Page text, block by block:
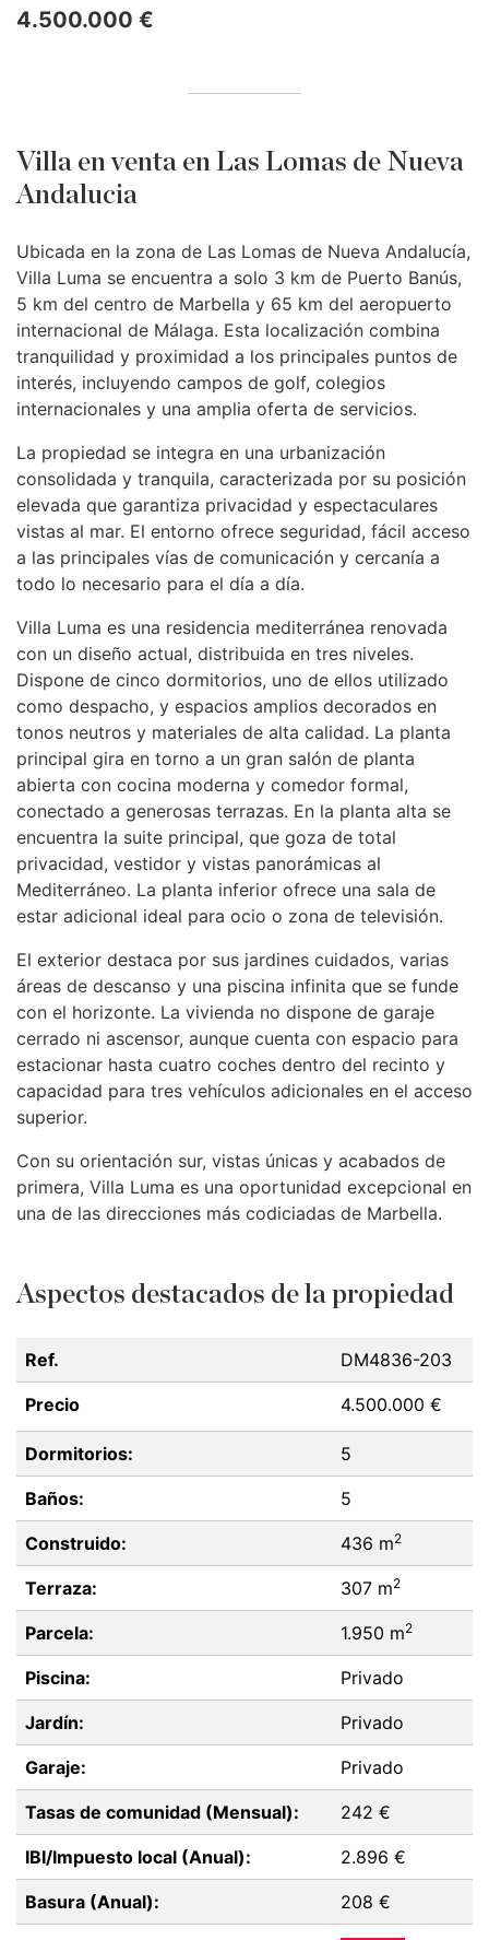
4.500.000 €
Villa en venta en Las Lomas de Nueva
Andalucia
Ubicada en la zona de Las Lomas de Nueva Andalucía,
Villa Luma se encuentra a solo 3 km de Puerto Banús,
5 km del centro de Marbella y 65 km del aeropuerto
internacional de Málaga. Esta localización combina
tranquilidad y proximidad a los principales puntos de
interés, incluyendo campos de golf, colegios
internacionales y una amplia oferta de servicios.
La propiedad se integra en una urbanización
consolidada y tranquila, caracterizada por su posición
elevada que garantiza privacidad y espectaculares
vistas al mar. El entorno ofrece seguridad, fácil acceso
a las principales vías de comunicación y cercanía a
todo lo necesario para el día a día.
Villa Luma es una residencia mediterránea renovada
con un diseño actual, distribuida en tres niveles.
Dispone de cinco dormitorios, uno de ellos utilizado
como despacho, y espacios amplios decorados en
tonos neutros y materiales de alta calidad. La planta
principal gira en torno a un gran salón de planta
abierta con cocina moderna y comedor formal,
conectado a generosas terrazas. En la planta alta se
encuentra la suite principal, que goza de total
privacidad, vestidor y vistas panorámicas al
Mediterráneo. La planta inferior ofrece una sala de
estar adicional ideal para ocio o zona de televisión.
El exterior destaca por sus jardines cuidados, varias
áreas de descanso y una piscina infinita que se funde
con el horizonte. La vivienda no dispone de garaje
cerrado ni ascensor, aunque cuenta con espacio para
estacionar hasta cuatro coches dentro del recinto y
capacidad para tres vehículos adicionales en el acceso
superior.
Con su orientación sur, vistas únicas y acabados de
primera, Villa Luma es una oportunidad excepcional en
una de las direcciones más codiciadas de Marbella.
Aspectos destacados de la propiedad
Ref. DM4836-203
Precio 4.500.000 €
Dormitorios: 5
Baños: 5
Construido: 436 m2
Terraza: 307 m2
Parcela: 1.950 m2
Piscina: Privado
Jardín: Privado
Garaje: Privado
Tasas de comunidad (Mensual): 242 €
IBI/Impuesto local (Anual): 2.896 €
Basura (Anual): 208 €